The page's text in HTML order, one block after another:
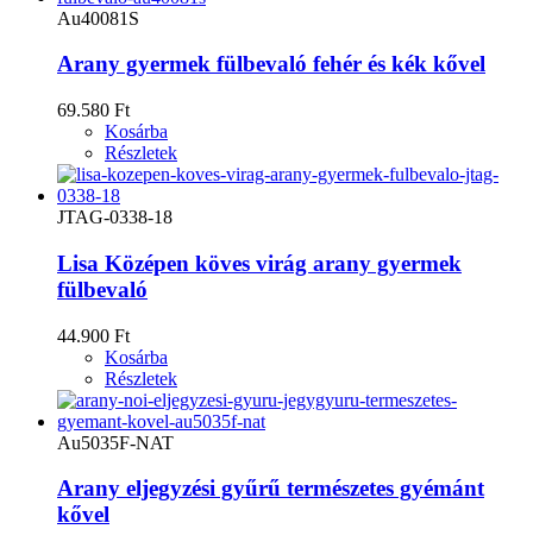
Au40081S
Arany gyermek fülbevaló fehér és kék kővel
69.580 Ft
Kosárba
Részletek
JTAG-0338-18
Lisa Középen köves virág arany gyermek
fülbevaló
44.900 Ft
Kosárba
Részletek
Au5035F-NAT
Arany eljegyzési gyűrű természetes gyémánt
kővel